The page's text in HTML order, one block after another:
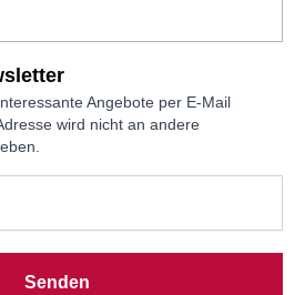
Angebote per E-Mail
wird nicht an andere
Senden